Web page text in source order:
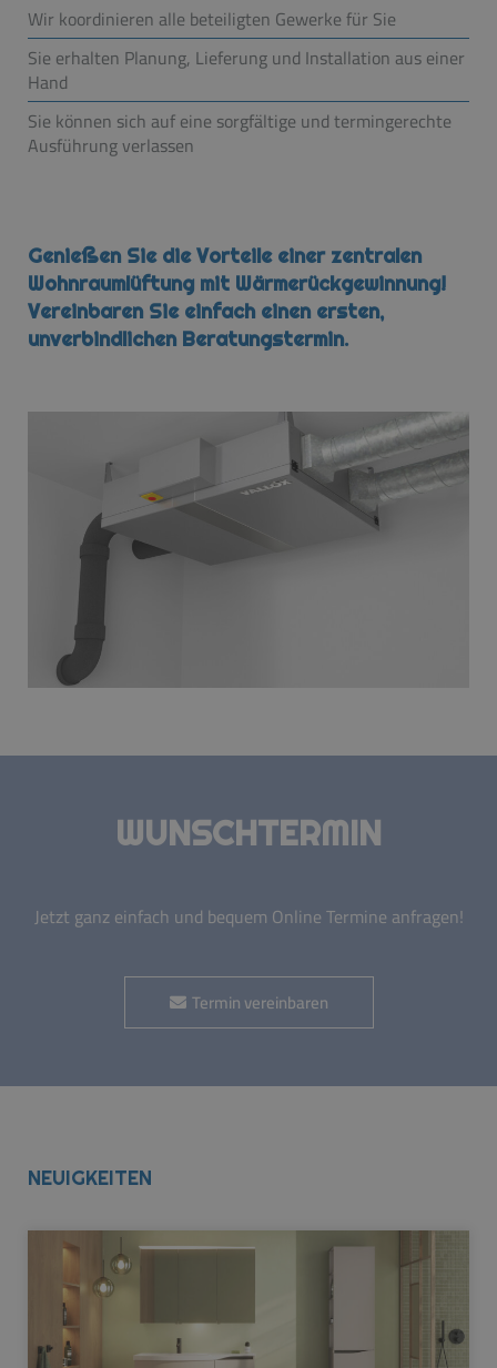
Wir koordinieren alle beteiligten Gewerke für Sie
Sie erhalten Planung, Lieferung und Installation aus einer
Hand
Sie können sich auf eine sorgfältige und termingerechte
Ausführung verlassen
Genießen Sie die Vorteile einer zentralen
Wohnraumlüftung mit Wärmerückgewinnung!
Vereinbaren Sie einfach einen ersten,
unverbindlichen Beratungstermin.
WUNSCHTERMIN
Jetzt ganz einfach und bequem Online Termine anfragen!
Termin vereinbaren
NEUIGKEITEN